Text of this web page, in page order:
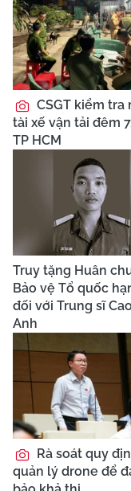
CSGT kiểm tra
tài xế vận tải đêm
TP HCM
Truy tặng Huân
Bảo vệ Tổ quốc
đối với Trung sĩ
Anh
Rà soát quy
quản lý drone để